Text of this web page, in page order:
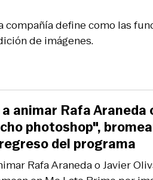
compañía define como las
de imágenes.
Rafa Araneda o Javier
animar Rafa Araneda
photoshop",
del programa